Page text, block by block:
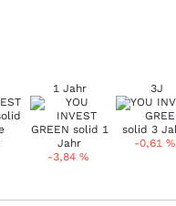
1 Jahr
-3,84 %
3J
-0,61%